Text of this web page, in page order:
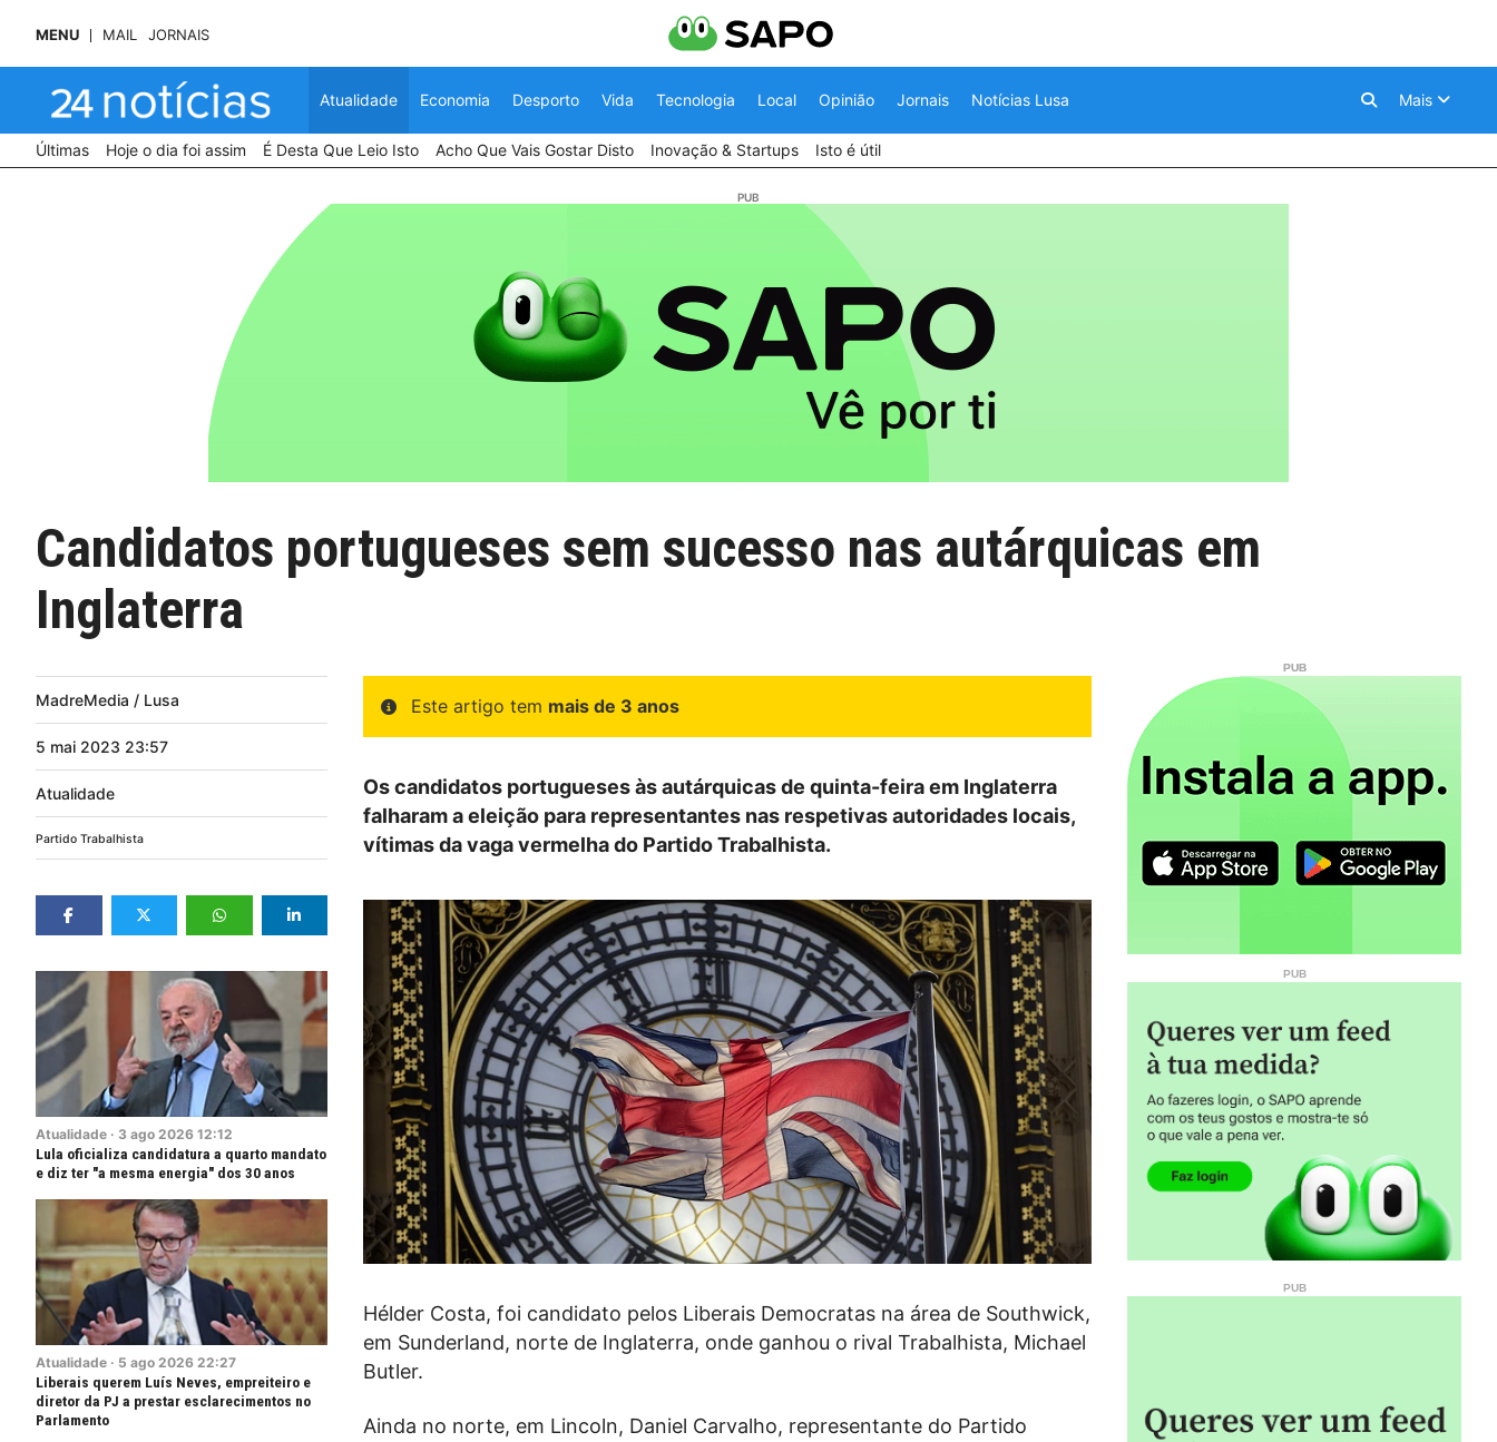
MENU MAIL JORNAIS
Atualidade Economia Desporto Vida Tecnologia Local Opinião Jornais Notícias Lusa Mais
Últimas Hoje o dia foi assim É Desta Que Leio Isto Acho Que Vais Gostar Disto Inovação & Startups Isto é útil
Candidatos portugueses sem sucesso nas autárquicas em
Inglaterra
MadreMedia / Lusa
5 mai 2023 23:57
Atualidade
Partido Trabalhista
Atualidade · 3 ago 2026 12:12
Lula oficializa candidatura a quarto mandato
e diz ter "a mesma energia" dos 30 anos
Atualidade · 5 ago 2026 22:27
Liberais querem Luís Neves, empreiteiro e
diretor da PJ a prestar esclarecimentos no
Parlamento
Este artigo tem mais de 3 anos
Os candidatos portugueses às autárquicas de quinta-feira em Inglaterra
falharam a eleição para representantes nas respetivas autoridades locais,
vítimas da vaga vermelha do Partido Trabalhista.
Hélder Costa, foi candidato pelos Liberais Democratas na área de Southwick,
em Sunderland, norte de Inglaterra, onde ganhou o rival Trabalhista, Michael
Butler.
Ainda no norte, em Lincoln, Daniel Carvalho, representante do Partido